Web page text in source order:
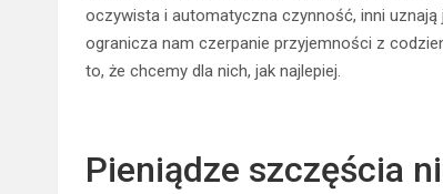
oczywista i automatyczna czynność, inni
ogranicza nam czerpanie przyjemności z
to, że chcemy dla nich, jak najlepiej.
Pieniądze szczęścia